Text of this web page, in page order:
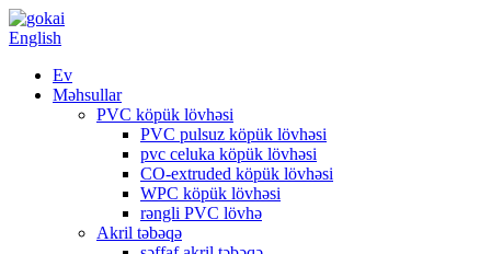
English
Ev
Məhsullar
PVC köpük lövhəsi
PVC pulsuz köpük lövhəsi
pvc celuka köpük lövhəsi
CO-extruded köpük lövhəsi
WPC köpük lövhəsi
rəngli PVC lövhə
Akril təbəqə